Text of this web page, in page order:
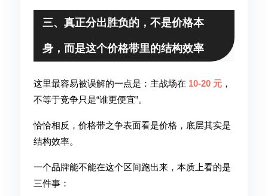
三、真正分出胜负的，不是价格本
身，而是这个价格带里的结构效率
这里最容易被误解的一点是：主战场在 10-20 元 ，
不等于竞争只是“谁更便宜”。
恰恰相反，价格带之争表面看是价格，底层其实是
结构效率。
一个品牌能不能在这个区间跑出来，本质上看的是
三件事：